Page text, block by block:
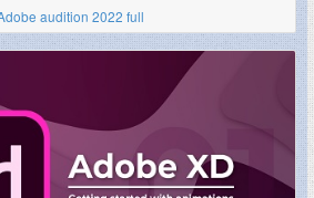
audition 2022 full